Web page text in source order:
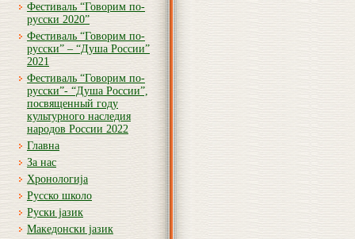
Фестиваль “Говорим по-
русски 2020”
Фестиваль “Говорим по-
русски” – “Душа России”
2021
Фестиваль “Говорим по-
русски”- “Душа России”,
посвященный году
культурного наследия
народов России 2022
Главна
За нас
Хронологија
Русско школо
Руски јазик
Македонски јазик